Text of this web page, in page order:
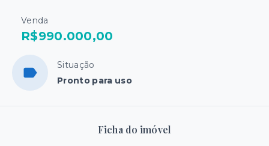
Venda
R$990.000,00
Situação
Pronto para uso
Ficha do imóvel